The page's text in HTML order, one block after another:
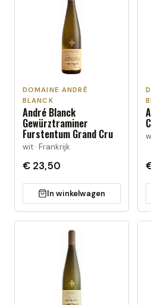
DOMAINE ANDRÉ
BLANCK
André Blanck
Gewürztraminer
Furstentum Grand Cru
wit · Frankrijk
€ 23,50
In winkelwagen